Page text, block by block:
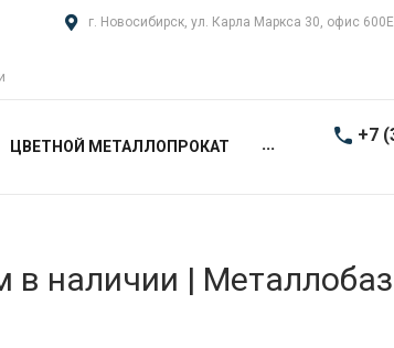
г. Новосибирск, ул. Карла Маркса 30, офис 600Е
ЦВЕТНОЙ МЕТАЛЛОПРОКАТ ... +7
9:00-
в наличии |